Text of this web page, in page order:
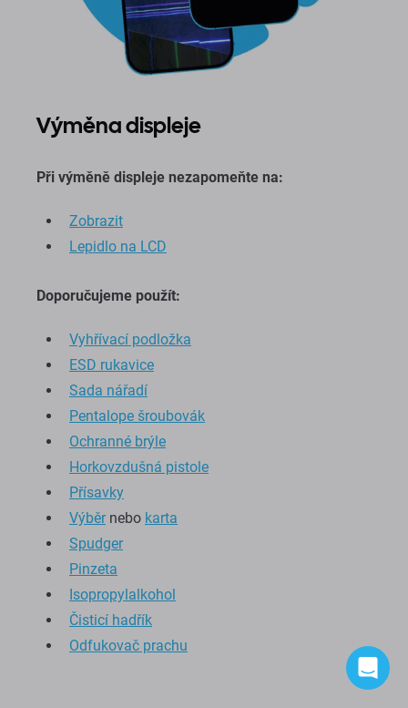
Výměna displeje
Při výměně displeje nezapomeňte na:
Zobrazit
Lepidlo na LCD
Doporučujeme použít:
Vyhřívací podložka
ESD rukavice
Sada nářadí
Pentalope šroubovák
Ochranné brýle
Horkovzdušná pistole
Přísavky
Výběrnebo karta
Spudger
Pinzeta
Isopropylalkohol
Čisticí hadřík
Odfukovač prachu